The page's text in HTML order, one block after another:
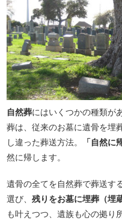
自然葬にはいくつかの種類が
葬は、従来のお墓に遺骨を埋
し違った葬送方法。
「自然に
然に帰します。
遺骨の全てを自然葬で葬送す
選び、残りをお墓に埋葬（埋
も叶えつつ、遺族も心の拠り